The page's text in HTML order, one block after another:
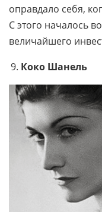
оправдало себя,
С этого началось
величайшего
Коко Шанель